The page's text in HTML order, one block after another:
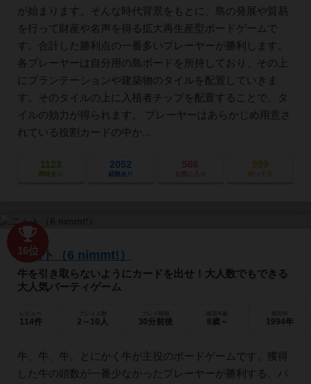
が始まります。そんな時代背景をもとに、島の発展や貿易
を行って財産や名声を得る拡大再生産型ボードゲームで
す。合計した勝利点の一番多いプレーヤーが勝利します。
各プレーヤーは自分用の島ボードを所持しており、その上
にプランテーションや建築物のタイルを配置していきま
す。そのタイルの上に入植者チップを配置することで、タ
イルの効力が得られます。 プレーヤーはあらかじめ用意さ
れている役割カードの中か...
1123
興味あり
2052
経験あり
566
お気に入り
999
持ってる
16位
ニムト（6 nimmt!）
牛を引き取らないようにカードを出せ！大人数でもできる
大人気パーティゲーム
114件
プレイ人数
2～10人 30分前後 8歳～ 1994年
牛、牛、牛。とにかく牛が主役のボードゲームです。獲得
した牛の頭数が一番少なかったプレーヤーが勝利する、パ